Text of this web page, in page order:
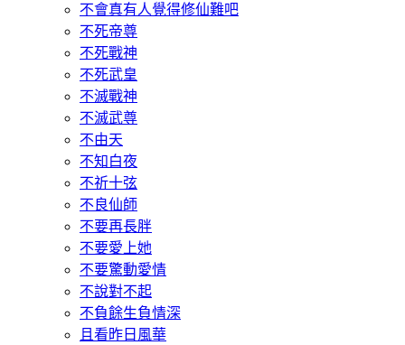
不會真有人覺得修仙難吧
不死帝尊
不死戰神
不死武皇
不滅戰神
不滅武尊
不由天
不知白夜
不祈十弦
不良仙師
不要再長胖
不要愛上她
不要驚動愛情
不說對不起
不負餘生負情深
且看昨日風華